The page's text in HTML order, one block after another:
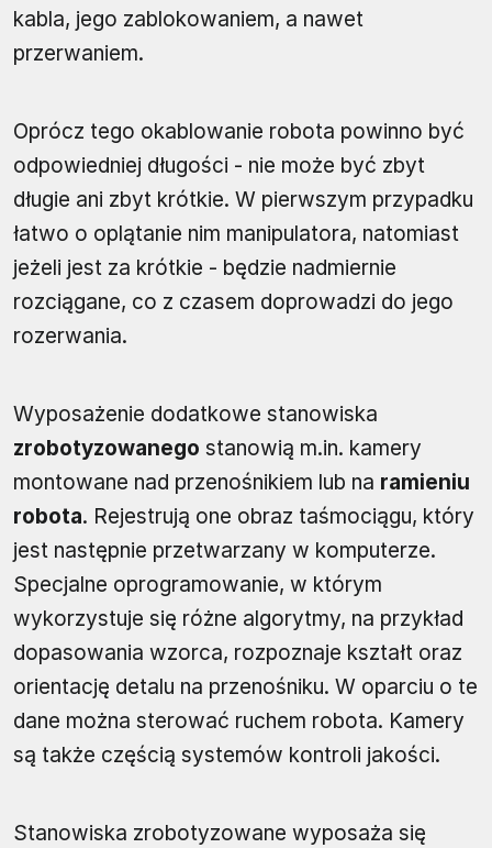
kabla, jego zablokowaniem, a nawet
przerwaniem.
Oprócz tego okablowanie robota powinno być
odpowiedniej długości - nie może być zbyt
długie ani zbyt krótkie. W pierwszym przypadku
łatwo o oplątanie nim manipulatora, natomiast
jeżeli jest za krótkie - będzie nadmiernie
rozciągane, co z czasem doprowadzi do jego
rozerwania.
Wyposażenie dodatkowe stanowiska
zrobotyzowanego stanowią m.in. kamery
montowane nad przenośnikiem lub na ramieniu
robota. Rejestrują one obraz taśmociągu, który
jest następnie przetwarzany w komputerze.
Specjalne oprogramowanie, w którym
wykorzystuje się różne algorytmy, na przykład
dopasowania wzorca, rozpoznaje kształt oraz
orientację detalu na przenośniku. W oparciu o te
dane można sterować ruchem robota. Kamery
są także częścią systemów kontroli jakości.
Stanowiska zrobotyzowane wyposaża się